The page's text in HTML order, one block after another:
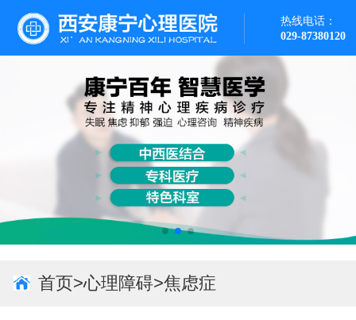
热线电话：
029-87380120
首页>心理障碍>焦虑症